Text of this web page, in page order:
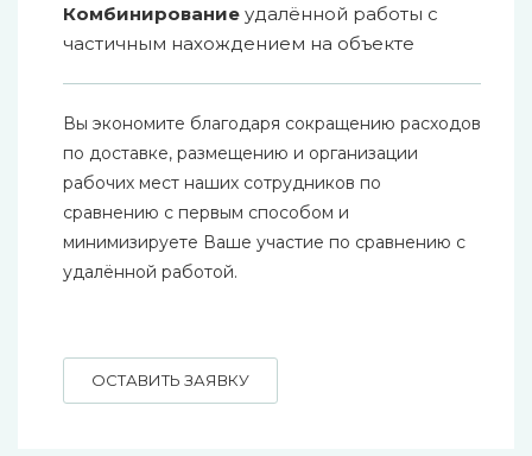
Комбинирование удалённой работы с
частичным нахождением на объекте
Вы экономите благодаря сокращению расходов
по доставке, размещению и организации
рабочих мест наших сотрудников по
сравнению с первым способом и
минимизируете Ваше участие по сравнению с
удалённой работой.
ОСТАВИТЬ ЗАЯВКУ